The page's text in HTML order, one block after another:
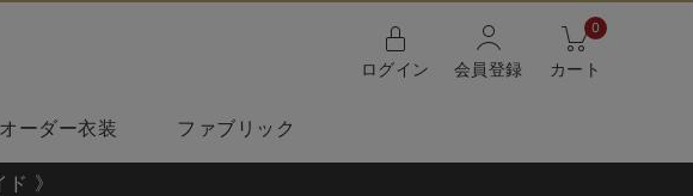
ログイン 会員登録
0
カート
オーダー衣装 ファブリック
》